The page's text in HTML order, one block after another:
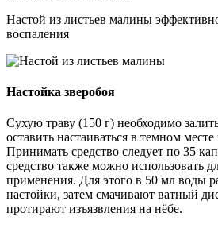
Настой из листьев малины
воспаления
Настойка зверобоя
Сухую траву (150 г) необходимо
оставить настаиваться в темном
Принимать средство следует по 35
средство также можно использовать
применения. Для этого в 50 мл воды
настойки, затем смачивают ватный
протирают изъязвления на нёбе.